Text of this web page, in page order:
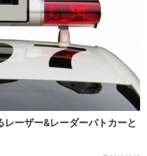
ーザー&レーダーパトカーと